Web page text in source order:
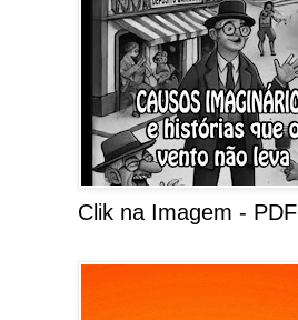
Clik na Imagem - PDF